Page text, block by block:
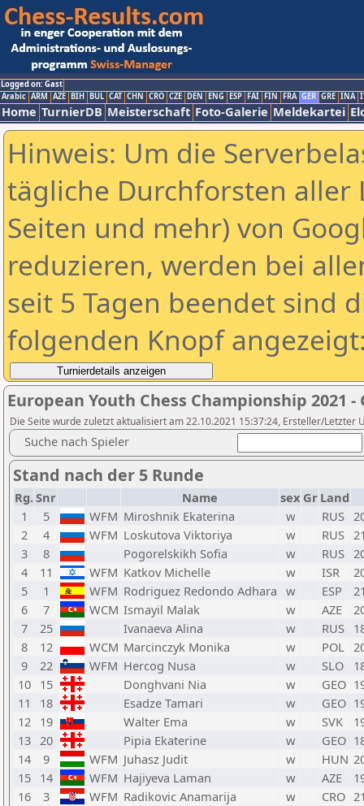
Logged on: Gast
Arabic ARM AZE BIH BUL CAT CHN CRO CZE DEN ENG ESP FAI FIN FRA GER GRE INA
Home TurnierDB Meisterschaft Foto-Galerie Meldekartei
Hinweis: Um die
tägliche Durchforsten aller
Seiten und mehr) von
reduzieren, werden bei
seit 5 Tagen beendet sind
folgenden Knopf
European Youth Chess Championship 2021 -
Die Seite wurde zuletzt aktualisiert am 22.10.2021 15:37:24, Ersteller/Letzter
Suche nach Spieler
Stand nach der 5 Runde
Rg.Snr Name sex Gr Land
1
5 WFM Miroshnik Ekaterina w RUS
2
4 WFM Loskutova Viktoriya w RUS
3
8 Pogorelskikh Sofia w RUS
4
11 WFM Katkov Michelle w ISR
5
1 WFM Rodriguez Redondo Adhara w ESP
6
7 WCM Ismayil Malak w AZE
7
25 Ivanaeva Alina w RUS
8
12 WCM Marcinczyk Monika w POL
9
22 WFM Hercog Nusa w SLO
10 15 Donghvani Nia w GEO
11
18 Esadze Tamari w GEO
12 19 Walter Ema w SVK
13 20 Pipia Ekaterine w GEO
14
9 WFM Juhasz Judit w HUN
15 14 WFM Hajiyeva Laman w AZE
16
3 WFM Radikovic Anamarija w CRO